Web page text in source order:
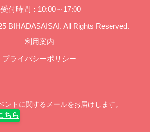
付時間：10:00～17:00
BIHADASAISAI. All Rights Reserved.
利用案内
プライバシーポリシー
ントに関するメールをお届けします。
ちら